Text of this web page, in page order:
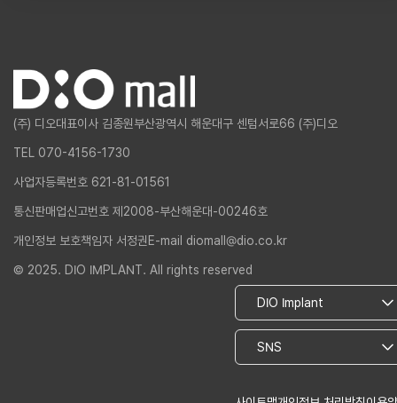
(주) 디오대표이사 김종원부산광역시 해운대구 센텀서로66 (주)디오
TEL 070-4156-1730
사업자등록번호 621-81-01561
통신판매업신고번호 제2008-부산해운대-00246호
개인정보 보호책임자 서정권 E-mail diomall@dio.co.kr
© 2025. DIO IMPLANT. All rights reserved